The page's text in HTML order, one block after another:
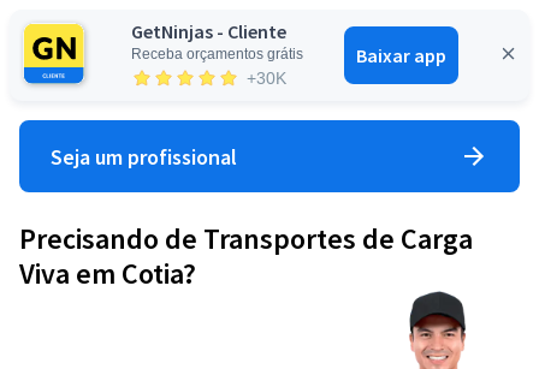
GetNinjas - Cliente
Receba orçamentos grátis
+30K
Baixar app
Entrar
Seja um profissional
Precisando de Transportes de Carga
Viva em Cotia?